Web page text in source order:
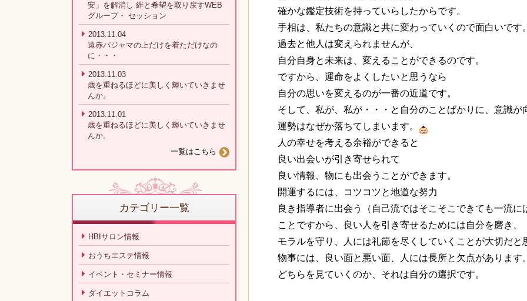
確かな鑑定技術を持っていらしたからです。
手相は、私たちの意識と共に変わっていくので面白いです。
過去と他人は変えられませんが、
自分自身と未来は、変えることができるのです。
ですから、運命をよくしたいと思うなら
自分の思いを変えるのが一番の近道です。
そして、私が、私が・・・と自分のことばかりに、意識が
運勢はなぜか落ちてしまいます。
人の幸せを考える余裕ができると
良い出会いが引き寄せられて
良い情報、物にも出会うことができます。
開運するには、コツコツと地道な努力
良き指導者に出会う（自己流ではそこそこできても一流に
ことですから、良い人を引き寄せるためには自分を磨き、
モラルを守り、人には礼節を尽くしていくことが大切だと
物事には、良い面と悪い面、人には長所と欠点があります。
どちらを見ていくのか、それは自分の選択です。
安」を解消し 絆と希望を取り戻すWEB
グループ・ セッション
2013.11.04
遠赤パジャマの上だけを着ただけなの
に・・・
2013.11.03
歳を重ねるほどに美しく輝いていきませ
んか。
2013.11.01
歳を重ねるほどに美しく輝いていきませ
んか。
一覧はこちら
カテゴリー一覧
HBIサロン情報
おうちエステ情報
イベント・セミナー情報
ダイエットコラム